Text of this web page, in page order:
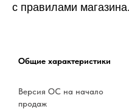
с правилами магазина.
Общие характеристики
Версия ОС на начало
продаж